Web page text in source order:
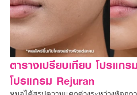
ตารางเปรียบเทียบ โปรแก
โปรแกรม Rejuran